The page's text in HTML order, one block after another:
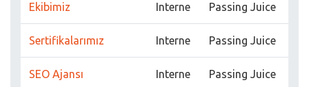
Ekibimiz Interne Passing Juice
Sertifikalarımız Interne Passing Juice
SEO Ajansı Interne Passing Juice